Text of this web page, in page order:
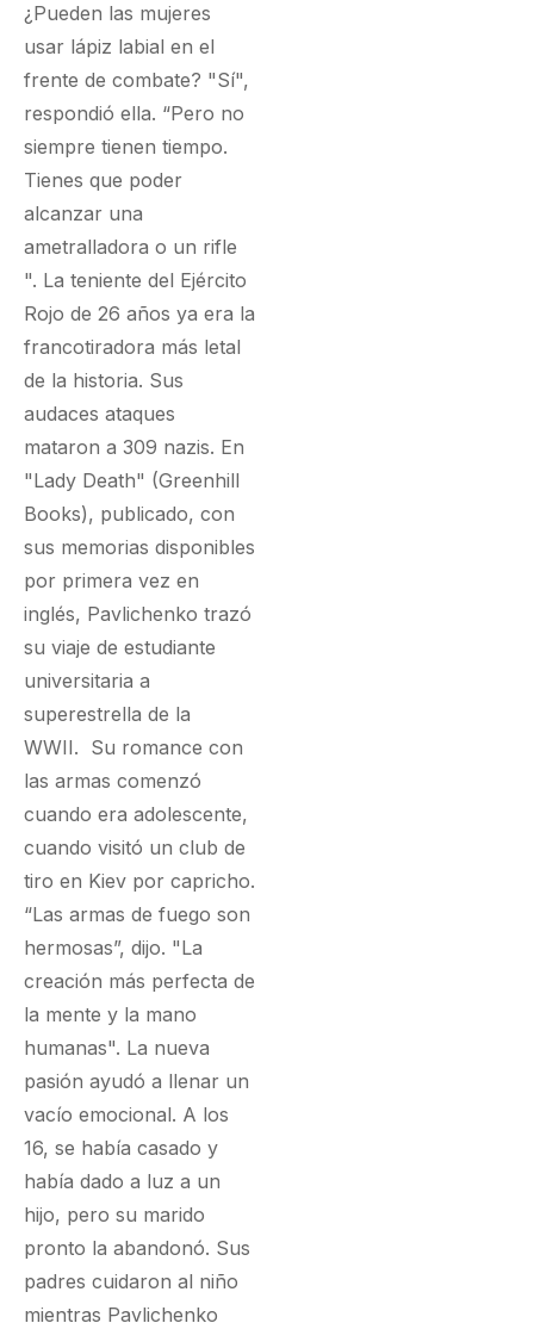
¿Pueden las mujeres
usar lápiz labial en el
frente de combate? "Sí",
respondió ella. “Pero no
siempre tienen tiempo.
Tienes que poder
alcanzar una
ametralladora o un rifle
". La teniente del Ejército
Rojo de 26 años ya era la
francotiradora más letal
de la historia. Sus
audaces ataques
mataron a 309 nazis. En
"Lady Death" (Greenhill
Books), publicado, con
sus memorias disponibles
por primera vez en
inglés, Pavlichenko trazó
su viaje de estudiante
universitaria a
superestrella de la
WWII. Su romance con
las armas comenzó
cuando era adolescente,
cuando visitó un club de
tiro en Kiev por capricho.
“Las armas de fuego son
hermosas”, dijo. "La
creación más perfecta de
la mente y la mano
humanas". La nueva
pasión ayudó a llenar un
vacío emocional. A los
16, se había casado y
había dado a luz a un
hijo, pero su marido
pronto la abandonó. Sus
padres cuidaron al niño
mientras Pavlichenko